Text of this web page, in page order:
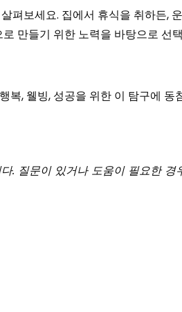
보세요. 집에서 휴식을 취하든,
만들기 위한 노력을 바탕으로 선
, 웰빙, 성공을 위한 이 탐구에
질문이 있거나 도움이 필요한